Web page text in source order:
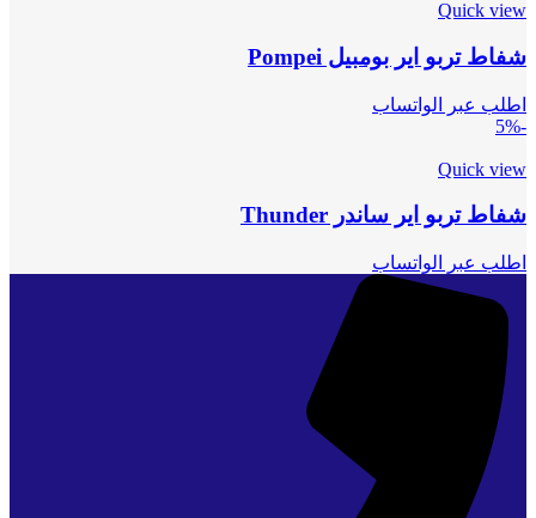
Quick view
شفاط تربو اير بومبيل Pompei
اطلب عبر الواتساب
-5%
Quick view
شفاط تربو اير ساندر Thunder
اطلب عبر الواتساب